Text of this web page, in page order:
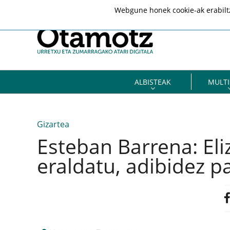
ALBISTEAK
Gizartea
Esteban Barrena:
eraldatu, adibidez
Webgune honek cookie-ak